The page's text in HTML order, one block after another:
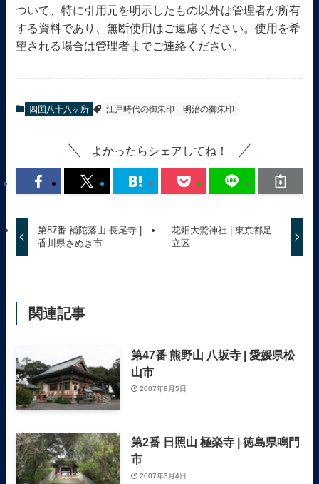
ついて、特に引用元を明示したもの以外は管理者が所有
する資料であり、無断使用はご遠慮ください。使用を希
望される場合は管理者までご連絡ください。
四国八十八ヶ所 江戸時代の御朱印 明治の御朱印
よかったらシェアしてね！
第87番 補陀落山 長尾寺 |
香川県さぬき市
花畑大鷲神社 | 東京都足
立区
関連記事
第47番 熊野山 八坂寺 | 愛媛県松
山市
2007年8月5日
第2番 日照山 極楽寺 | 徳島県鳴門
市
2007年3月4日